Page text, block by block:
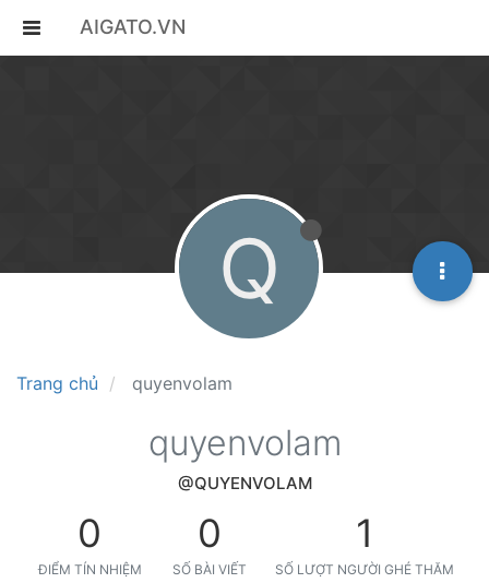
AIGATO.VN
Trang chủ quyenvolam
Q
quyenvolam
@QUYENVOLAM
0
ĐIỂM TÍN NHIỆM
0
SỐ BÀI VIẾT
1
SỐ LƯỢT NGƯỜI GHÉ THĂM